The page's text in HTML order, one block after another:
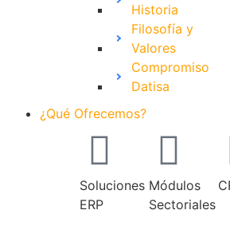
Historia
Filosofía y
Valores
Compromiso
Datisa
¿Qué Ofrecemos?
Soluciones
ERP
Módulos
Sectoriales